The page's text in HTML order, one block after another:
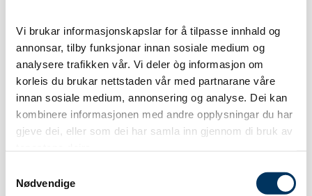
Vi brukar informasjonskapslar for å tilpasse innhald og
annonsar, tilby funksjonar innan sosiale medium og
analysere trafikken vår. Vi deler òg informasjon om
korleis du brukar nettstaden vår med partnarane våre
innan sosiale medium, annonsering og analyse. Dei kan
kombinere informasjonen med andre opplysningar du har
gjeve dei, eller som dei har samla inn gjennom di bruk av
Selection
Nødvendige
Bestill gruppeundervisning
Bestilling av gruppeundervisning er
under arbeid og blir tilgjengeleg så
snart som mogleg.